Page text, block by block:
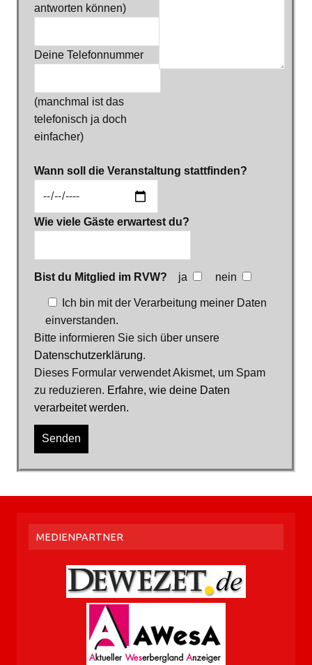
antworten können)
Deine Telefonnummer
(manchmal ist das
telefonisch ja doch
einfacher)
Wann soll die Veranstaltung stattfinden?
Wie viele Gäste erwartest du?
Bist du Mitglied im RVW? ja nein
Ich bin mit der Verarbeitung meiner Daten
einverstanden.
Bitte informieren Sie sich über unsere
Datenschutzerklärung.
Dieses Formular verwendet Akismet, um Spam
zu reduzieren. Erfahre, wie deine Daten
verarbeitet werden.
MEDIENPARTNER